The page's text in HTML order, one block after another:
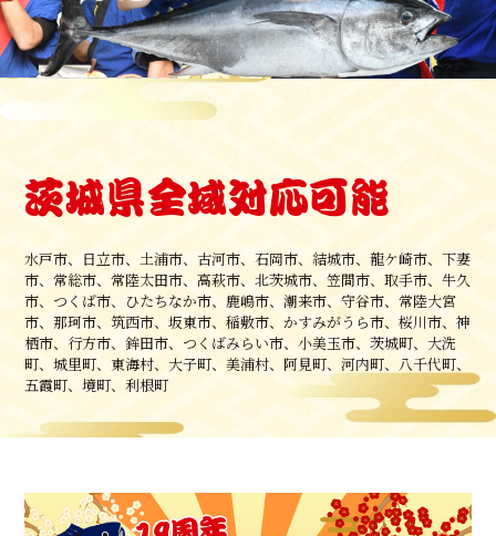
茨城県全域対応可能
水戸市、日立市、土浦市、古河市、石岡市、結城市、龍ケ崎市、下妻
市、常総市、常陸太田市、高萩市、北茨城市、笠間市、取手市、牛久
市、つくば市、ひたちなか市、鹿嶋市、潮来市、守谷市、常陸大宮
市、那珂市、筑西市、坂東市、稲敷市、かすみがうら市、桜川市、神
栖市、行方市、鉾田市、つくばみらい市、小美玉市、茨城町、大洗
町、城里町、東海村、大子町、美浦村、阿見町、河内町、八千代町、
五霞町、境町、利根町